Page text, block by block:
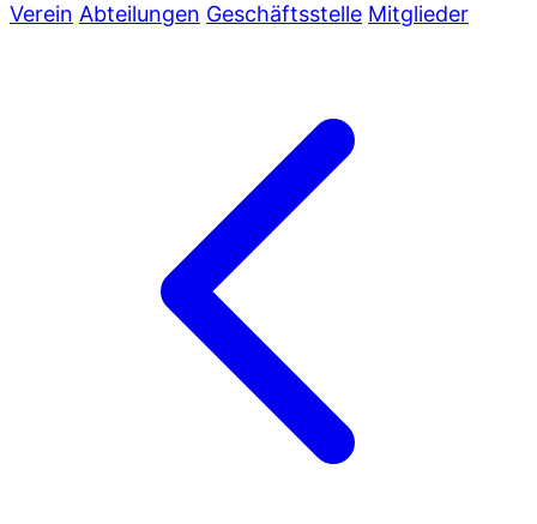
Verein Abteilungen Geschäftsstelle Mitglieder